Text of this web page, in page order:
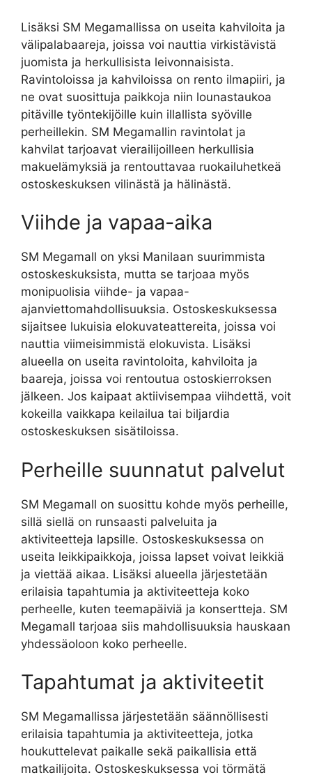
Lisäksi SM Megamallissa on useita kahviloita ja
välipalabaareja, joissa voi nauttia virkistävistä
juomista ja herkullisista leivonnaisista.
Ravintoloissa ja kahviloissa on rento ilmapiiri, ja
ne ovat suosittuja paikkoja niin lounastaukoa
pitäville työntekijöille kuin illallista syöville
perheillekin. SM Megamallin ravintolat ja
kahvilat tarjoavat vierailijoilleen herkullisia
makuelämyksiä ja rentouttavaa ruokailuhetkeä
ostoskeskuksen vilinästä ja hälinästä.
Viihde ja vapaa-aika
SM Megamall on yksi Manilaan suurimmista
ostoskeskuksista, mutta se tarjoaa myös
monipuolisia viihde- ja vapaa-
ajanviettomahdollisuuksia. Ostoskeskuksessa
sijaitsee lukuisia elokuvateattereita, joissa voi
nauttia viimeisimmistä elokuvista. Lisäksi
alueella on useita ravintoloita, kahviloita ja
baareja, joissa voi rentoutua ostoskierroksen
jälkeen. Jos kaipaat aktiivisempaa viihdettä, voit
kokeilla vaikkapa keilailua tai biljardia
ostoskeskuksen sisätiloissa.
Perheille suunnatut palvelut
SM Megamall on suosittu kohde myös perheille,
sillä siellä on runsaasti palveluita ja
aktiviteetteja lapsille. Ostoskeskuksessa on
useita leikkipaikkoja, joissa lapset voivat leikkiä
ja viettää aikaa. Lisäksi alueella järjestetään
erilaisia tapahtumia ja aktiviteetteja koko
perheelle, kuten teemapäiviä ja konsertteja. SM
Megamall tarjoaa siis mahdollisuuksia hauskaan
yhdessäoloon koko perheelle.
Tapahtumat ja aktiviteetit
SM Megamallissa järjestetään säännöllisesti
erilaisia tapahtumia ja aktiviteetteja, jotka
houkuttelevat paikalle sekä paikallisia että
matkailijoita. Ostoskeskuksessa voi törmätä